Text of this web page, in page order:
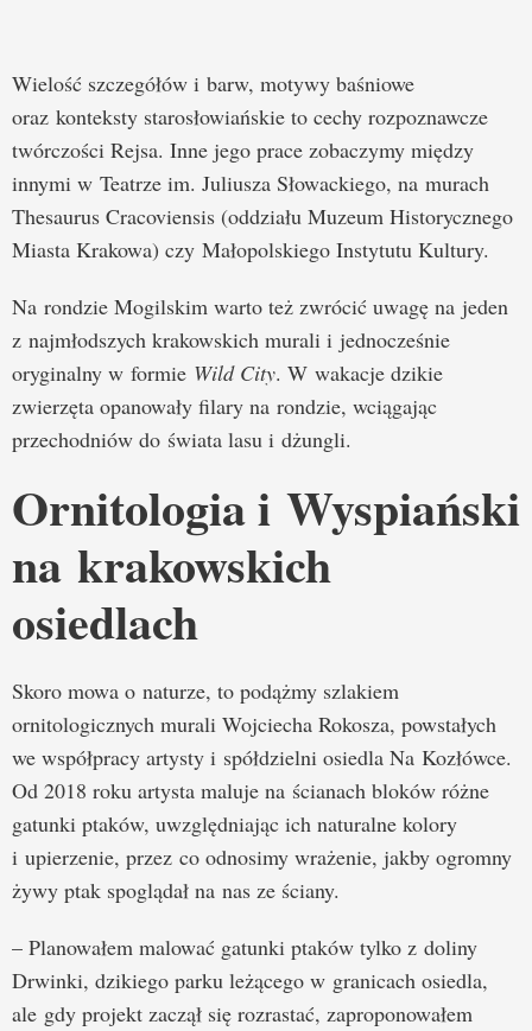
Wielość szczegółów i barw, motywy baśniowe
oraz konteksty starosłowiańskie to cechy rozpoznawcze
twórczości Rejsa. Inne jego prace zobaczymy między
innymi w Teatrze im. Juliusza Słowackiego, na murach
Thesaurus Cracoviensis (oddziału Muzeum Historycznego
Miasta Krakowa) czy Małopolskiego Instytutu Kultury.
Na rondzie Mogilskim warto też zwrócić uwagę na jeden
z najmłodszych krakowskich murali i jednocześnie
oryginalny w formie Wild City. W wakacje dzikie
zwierzęta opanowały filary na rondzie, wciągając
przechodniów do świata lasu i dżungli.
Ornitologia i Wyspiański
na krakowskich
osiedlach
Skoro mowa o naturze, to podążmy szlakiem
ornitologicznych murali Wojciecha Rokosza, powstałych
we współpracy artysty i spółdzielni osiedla Na Kozłówce.
Od 2018 roku artysta maluje na ścianach bloków różne
gatunki ptaków, uwzględniając ich naturalne kolory
i upierzenie, przez co odnosimy wrażenie, jakby ogromny
żywy ptak spoglądał na nas ze ściany.
– Planowałem malować gatunki ptaków tylko z doliny
Drwinki, dzikiego parku leżącego w granicach osiedla,
ale gdy projekt zaczął się rozrastać, zaproponowałem